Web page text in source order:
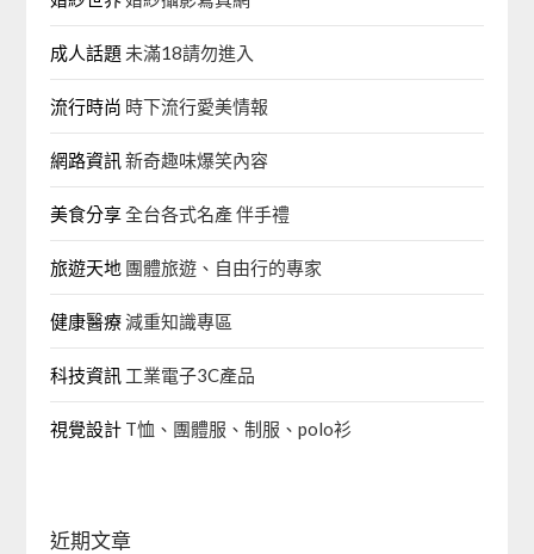
成人話題 未滿18請勿進入
流行時尚 時下流行愛美情報
網路資訊 新奇趣味爆笑內容
美食分享全台各式名產 伴手禮
旅遊天地 團體旅遊、自由行的專家‎
健康醫療減重知識專區
科技資訊 工業電子3C產品
視覺設計 T恤、團體服、制服、polo衫
近期文章